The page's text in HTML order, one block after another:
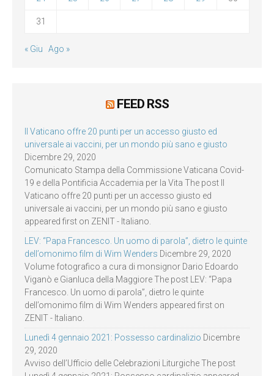
31
« Giu Ago »
FEED RSS
Il Vaticano offre 20 punti per un accesso giusto ed
universale ai vaccini, per un mondo più sano e giusto
Dicembre 29, 2020
Comunicato Stampa della Commissione Vaticana Covid-
19 e della Pontificia Accademia per la Vita The post Il
Vaticano offre 20 punti per un accesso giusto ed
universale ai vaccini, per un mondo più sano e giusto
appeared first on ZENIT - Italiano.
LEV: “Papa Francesco. Un uomo di parola”, dietro le quinte
dell’omonimo film di Wim Wenders Dicembre 29, 2020
Volume fotografico a cura di monsignor Dario Edoardo
Viganò e Gianluca della Maggiore The post LEV: “Papa
Francesco. Un uomo di parola”, dietro le quinte
dell’omonimo film di Wim Wenders appeared first on
ZENIT - Italiano.
Lunedì 4 gennaio 2021: Possesso cardinalizio Dicembre
29, 2020
Avviso dell’Ufficio delle Celebrazioni Liturgiche The post